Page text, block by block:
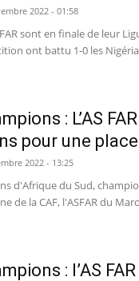
2022 - 01:58
sont en finale de leur
ont battu 1-0 les
: L’AS
pour une
2022 - 13:25
d'Afrique du Sud,
de la CAF, l'ASFAR du
: l’AS